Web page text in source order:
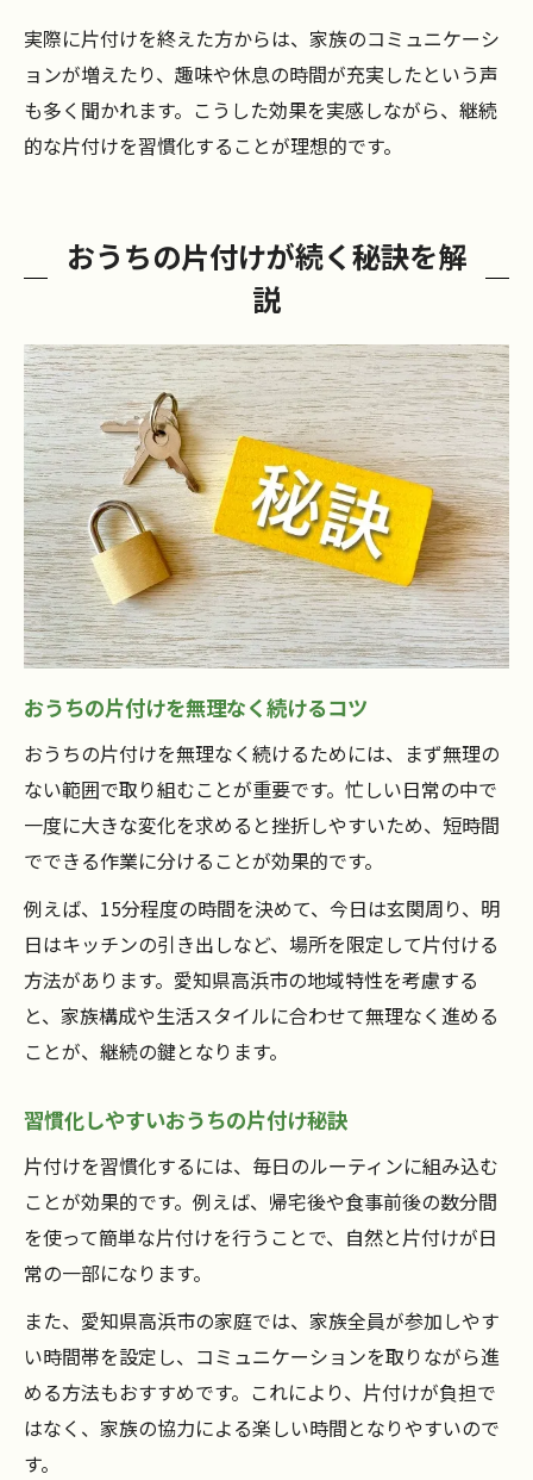
実際に片付けを終えた方からは、家族のコミュニケーシ
ョンが増えたり、趣味や休息の時間が充実したという声
も多く聞かれます。こうした効果を実感しながら、継続
的な片付けを習慣化することが理想的です。
おうちの片付けが続く秘訣を解
説
おうちの片付けを無理なく続けるコツ
おうちの片付けを無理なく続けるためには、まず無理の
ない範囲で取り組むことが重要です。忙しい日常の中で
一度に大きな変化を求めると挫折しやすいため、短時間
でできる作業に分けることが効果的です。
例えば、15分程度の時間を決めて、今日は玄関周り、明
日はキッチンの引き出しなど、場所を限定して片付ける
方法があります。愛知県高浜市の地域特性を考慮する
と、家族構成や生活スタイルに合わせて無理なく進める
ことが、継続の鍵となります。
習慣化しやすいおうちの片付け秘訣
片付けを習慣化するには、毎日のルーティンに組み込む
ことが効果的です。例えば、帰宅後や食事前後の数分間
を使って簡単な片付けを行うことで、自然と片付けが日
常の一部になります。
また、愛知県高浜市の家庭では、家族全員が参加しやす
い時間帯を設定し、コミュニケーションを取りながら進
める方法もおすすめです。これにより、片付けが負担で
はなく、家族の協力による楽しい時間となりやすいので
す。